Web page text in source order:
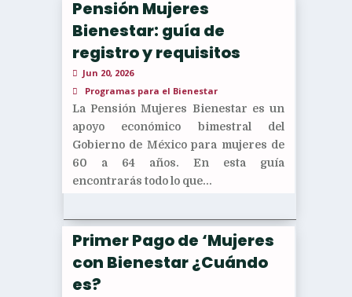
Pensión Mujeres
Bienestar: guía de
registro y requisitos
Jun 20, 2026
Programas para el Bienestar
La Pensión Mujeres Bienestar es un
apoyo económico bimestral del
Gobierno de México para mujeres de
60 a 64 años. En esta guía
encontrarás todo lo que...
Primer Pago de ‘Mujeres
con Bienestar ¿Cuándo
es?